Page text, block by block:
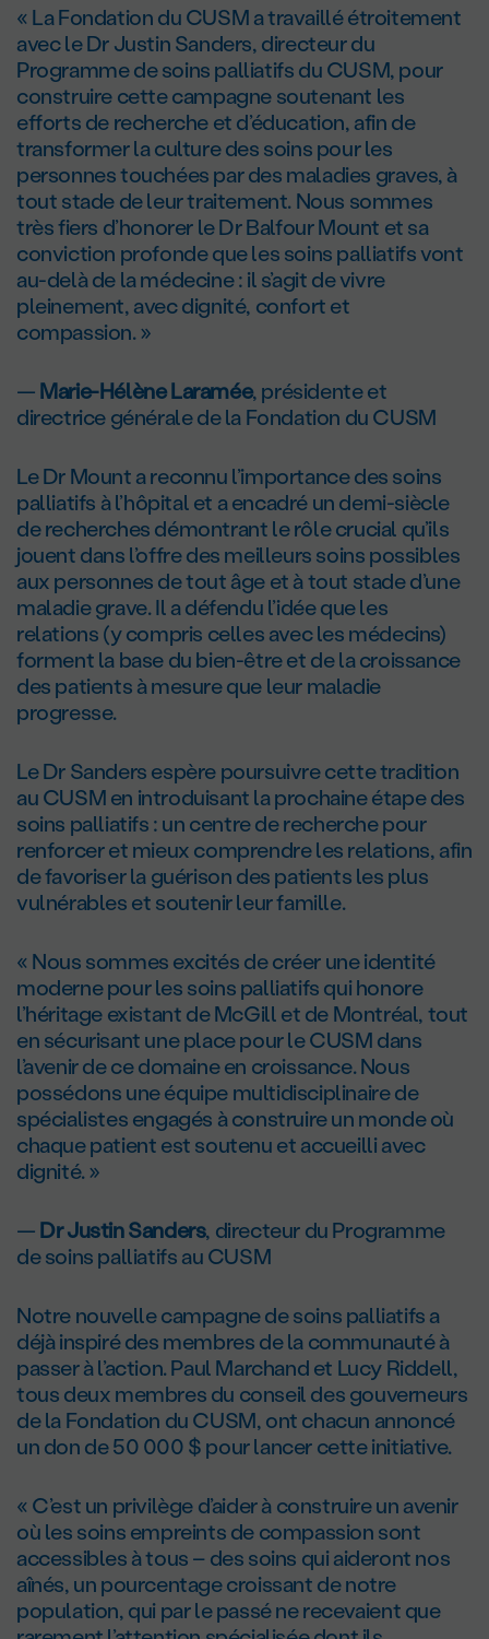
« La Fondation du CUSM a travaillé étroitement
avec le DrJustin Sanders, directeur du
Programme de soins palliatifs du CUSM, pour
construire cette campagne soutenant les
efforts de recherche et d’éducation, afin de
transformer la culture des soins pour les
personnes touchées par des maladies graves, à
tout stade de leur traitement. Nous sommes
très fiers d’honorer le DrBalfour Mount et sa
conviction profonde que les soins palliatifs vont
au-delà de la médecine : il s’agit de vivre
pleinement, avec dignité, confort et
compassion. »
—Marie-Hélène Laramée, présidente et
directrice générale de la Fondation du CUSM
Le DrMount a reconnu l’importance des soins
palliatifs à l’hôpital et a encadré un demi-siècle
de recherches démontrant le rôle crucial qu’ils
jouent dans l’offre des meilleurs soins possibles
aux personnes de tout âge et à tout stade d’une
maladie grave. Il a défendu l’idée que les
relations (y compris celles avec les médecins)
forment la base du bien-être et de la croissance
des patients à mesure que leur maladie
progresse.
Le DrSanders espère poursuivre cette tradition
au CUSM en introduisant la prochaine étape des
soins palliatifs : un centre de recherche pour
renforcer et mieux comprendre les relations, afin
de favoriser la guérison des patients les plus
vulnérables et soutenir leur famille.
« Nous sommes excités de créer une identité
moderne pour les soins palliatifs qui honore
l’héritage existant de McGill et de Montréal, tout
en sécurisant une place pour le CUSM dans
l’avenir de ce domaine en croissance. Nous
possédons une équipe multidisciplinaire de
spécialistes engagés à construire un monde où
chaque patient est soutenu et accueilli avec
dignité. »
—DrJustin Sanders, directeur du Programme
de soins palliatifs au CUSM
Notre nouvelle campagne de soins palliatifs a
déjà inspiré des membres de la communauté à
passer à l’action. Paul Marchand et Lucy Riddell,
tous deux membres du conseil des gouverneurs
de la Fondation du CUSM, ont chacun annoncé
un don de 50 000 $ pour lancer cette initiative.
« C’est un privilège d’aider à construire un avenir
où les soins empreints de compassion sont
accessibles à tous – des soins qui aideront nos
aînés, un pourcentage croissant de notre
population, qui par le passé ne recevaient que